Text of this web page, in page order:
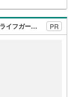
【大和ハウス】セキュレア水戸内原スローライフガーデン （建築条件付宅地分譲） PR